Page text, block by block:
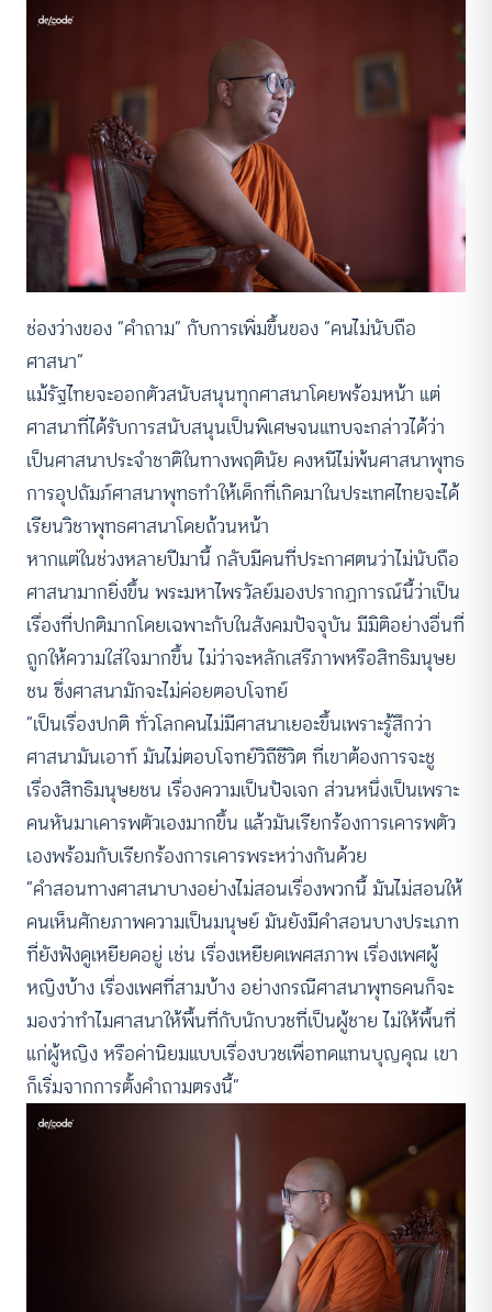
ช่องว่างของ “คำถาม” กับการเพิ่มขึ้นของ “คนไม่นับถือ
ศาสนา”
แม้รัฐไทยจะออกตัวสนับสนุนทุกศาสนาโดยพร้อมหน้า แต่
ศาสนาที่ได้รับการสนับสนุนเป็นพิเศษจนแทบจะกล่าวได้ว่า
เป็นศาสนาประจำชาติในทางพฤตินัย คงหนีไม่พ้นศาสนาพุทธ
การอุปถัมภ์ศาสนาพุทธทำให้เด็กที่เกิดมาในประเทศไทยจะได้
เรียนวิชาพุทธศาสนาโดยถ้วนหน้า
หากแต่ในช่วงหลายปีมานี้ กลับมีคนที่ประกาศตนว่าไม่นับถือ
ศาสนามากยิ่งขึ้น พระมหาไพรวัลย์มองปรากฏการณ์นี้ว่าเป็น
เรื่องที่ปกติมากโดยเฉพาะกับในสังคมปัจจุบัน มีมิติอย่างอื่นที่
ถูกให้ความใส่ใจมากขึ้น ไม่ว่าจะหลักเสรีภาพหรือสิทธิมนุษย
ชน ซึ่งศาสนามักจะไม่ค่อยตอบโจทย์
“เป็นเรื่องปกติ ทั่วโลกคนไม่มีศาสนาเยอะขึ้นเพราะรู้สึกว่า
ศาสนามันเอาท์ มันไม่ตอบโจทย์วิถีชีวิต ที่เขาต้องการจะชู
เรื่องสิทธิมนุษยชน เรื่องความเป็นปัจเจก ส่วนหนึ่งเป็นเพราะ
คนหันมาเคารพตัวเองมากขึ้น แล้วมันเรียกร้องการเคารพตัว
เองพร้อมกับเรียกร้องการเคารพระหว่างกันด้วย
“คำสอนทางศาสนาบางอย่างไม่สอนเรื่องพวกนี้ มันไม่สอนให้
คนเห็นศักยภาพความเป็นมนุษย์ มันยังมีคำสอนบางประเภท
ที่ยังฟังดูเหยียดอยู่ เช่น เรื่องเหยียดเพศสภาพ เรื่องเพศผู้
หญิงบ้าง เรื่องเพศที่สามบ้าง อย่างกรณีศาสนาพุทธคนก็จะ
มองว่าทำไมศาสนาให้พื้นที่กับนักบวชที่เป็นผู้ชาย ไม่ให้พื้นที่
แก่ผู้หญิง หรือค่านิยมแบบเรื่องบวชเพื่อทดแทนบุญคุณ เขา
ก็เริ่มจากการตั้งคำถามตรงนี้”